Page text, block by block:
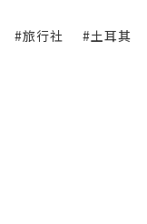
#旅行社 #土耳其